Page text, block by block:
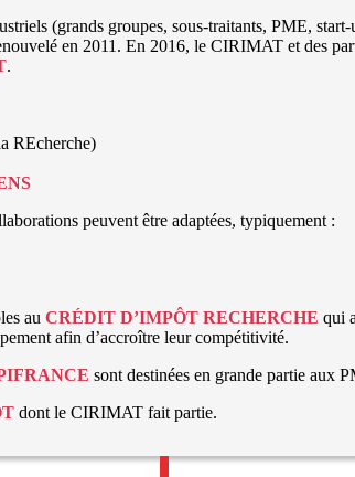
(grands groupes, sous-traitants, PME,
en 2011. En 2016, le CIRIMAT et des
.
REcherche)
peuvent être adaptées, typiquement :
auCRÉDIT D’IMPÔT RECHERCHE qui
afin d’accroître leur compétitivité.
sont destinées en grande partie aux
dont le CIRIMAT fait partie.